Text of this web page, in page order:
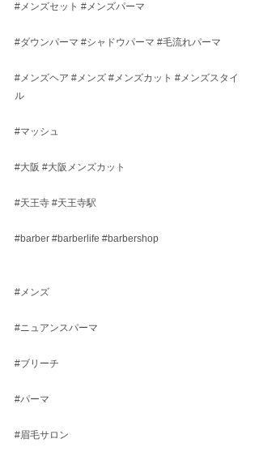
#メンズセット #メンズパーマ
#ダウンパーマ #シャドウパーマ #毛流れパーマ
#メンズヘア #メンズ #メンズカット #メンズスタイ
ル
#マッシュ
#大阪 #大阪メンズカット
#天王寺 #天王寺駅
#barber #barberlife #barbershop
#メンズ
#ニュアンスパーマ
#ブリーチ
#パーマ
#眉毛サロン